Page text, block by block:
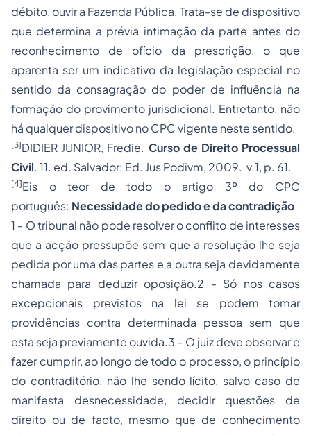
débito, ouvir a Fazenda Pública. Trata-se de dispositivo
que determina a prévia intimação da parte antes do
reconhecimento de ofício da prescrição, o que
aparenta ser um indicativo da legislação especial no
sentido da consagração do poder de influência na
formação do provimento jurisdicional. Entretanto, não
há qualquer dispositivo no CPC vigente neste sentido.
[3]DIDIER JUNIOR, Fredie. Curso de Direito Processual
Civil. 11. ed. Salvador: Ed. Jus Podivm, 2009. v.1, p. 61.
[4]Eis o teor de todo o artigo 3º do CPC
português: Necessidade do pedido e da contradição
1 - O tribunal não pode resolver o conflito de interesses
que a acção pressupõe sem que a resolução lhe seja
pedida por uma das partes e a outra seja devidamente
chamada para deduzir oposição.2 - Só nos casos
excepcionais previstos na lei se podem tomar
providências contra determinada pessoa sem que
esta seja previamente ouvida.3 - O juiz deve observar e
fazer cumprir, ao longo de todo o processo, o princípio
do contraditório, não lhe sendo lícito, salvo caso de
manifesta desnecessidade, decidir questões de
direito ou de facto, mesmo que de conhecimento